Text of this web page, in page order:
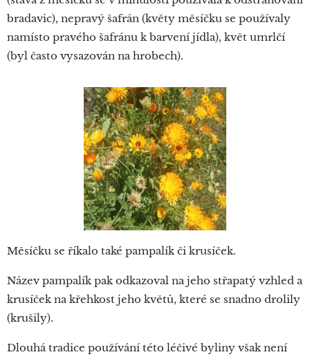
bradavic), nepravý šafrán (květy měsíčku se používaly
namísto pravého šafránu k barvení jídla), květ umrlčí
(byl často vysazován na hrobech).
Měsíčku se říkalo také pampalík či krusíček.
Název pampalík pak odkazoval na jeho střapatý vzhled a
krusíček na křehkost jeho květů, které se snadno drolily
(krušily).
Dlouhá tradice používání této léčivé byliny však není